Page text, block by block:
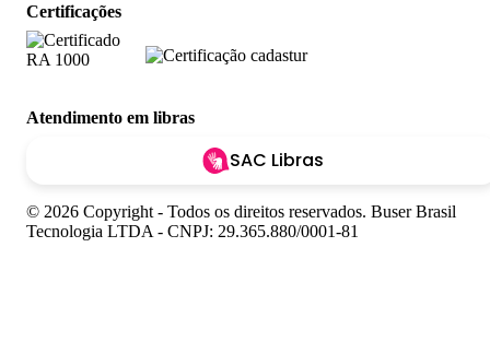
Certificações
Atendimento em libras
SAC Libras
© 2026 Copyright - Todos os direitos reservados. Buser Brasil
Tecnologia LTDA - CNPJ: 29.365.880/0001-81